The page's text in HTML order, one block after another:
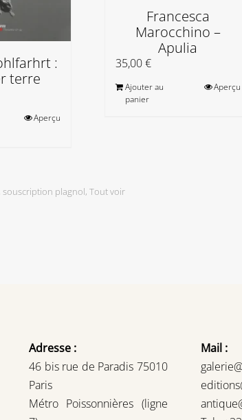
:
terre
Aperçu
Francesca
Marocchino –
Apulia
35,00€
Ajouter au
panier
Aperçu
souscription plagnol, Tout voir
Adresse :
46 bis rue de Paradis 75010
Paris
Métro Poissonnières (ligne
Mail :